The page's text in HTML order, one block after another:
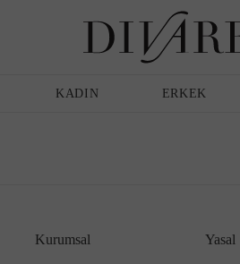
KADIN ERKEK
Kurumsal Yasal